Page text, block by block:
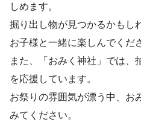
しめます。
掘り出し物が見つかるかもし
お子様と一緒に楽しんでくだ
また、「おみく神社」では、
を応援しています。
お祭りの雰囲気が漂う中、お
みてください。